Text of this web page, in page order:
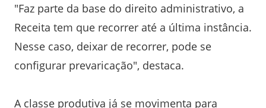
"Faz parte da base do direito administrativo, a
Receita tem que recorrer até a última instância.
Nesse caso, deixar de recorrer, pode se
configurar prevaricação", destaca.
A classe produtiva já se movimenta para